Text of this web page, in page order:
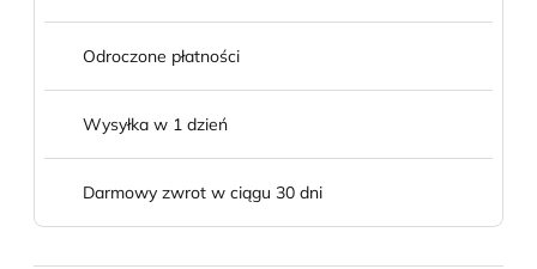
Odroczone płatności
Wysyłka w 1 dzień
Darmowy zwrot w ciągu 30 dni